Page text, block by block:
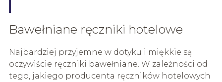
Bawełniane ręczniki hotelowe
Najbardziej przyjemne w dotyku i miękkie są
oczywiście ręczniki bawełniane. W zależności od
tego, jakiego producenta ręczników hotelowych